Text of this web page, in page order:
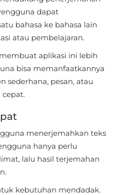
dapat
bahasa ke bahasa lain
atau pembelajaran.
aplikasi ini lebih
bisa memanfaatkannya
sederhana, pesan, atau
menerjemahkan teks
hanya perlu
lalu hasil terjemahan
kebutuhan mendadak.